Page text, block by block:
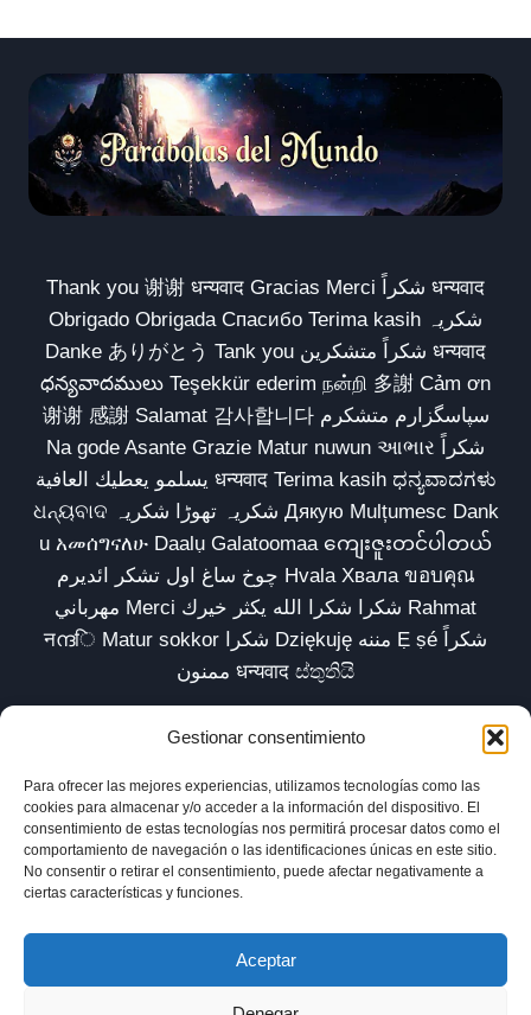
Gestionar consentimiento
Para ofrecer las mejores experiencias, utilizamos tecnologías como las
cookies para almacenar y/o acceder a la información del dispositivo. El
consentimiento de estas tecnologías nos permitirá procesar datos como el
comportamiento de navegación o las identificaciones únicas en este sitio.
No consentir o retirar el consentimiento, puede afectar negativamente a
ciertas características y funciones.
Aceptar
Thank you 谢谢 धन्यवाद Gracias Merci شكراً धन्यवाद
Obrigado Obrigada Спасибо Terima kasih شکریہ
Danke ありがとう Tank you شكراً متشكرين धन्यवाद
ధన్యవాదములు Teşekkür ederim நன்றி 多謝 Cảm ơn
谢谢 感謝 Salamat 감사합니다 سپاسگزارم متشکرم
Na gode Asante Grazie Matur nuwun આભાર شكراً
يسلمو يعطيك العافية धन्यवाद Terima kasih ಧನ್ಯವಾದಗಳು
ଧନ୍ୟବାଦ شکریہ تھوڑا شکریہ Дякую Mulțumesc Dank
u አመሰግናለሁ Daalụ Galatoomaa ကျေးဇူးတင်ပါတယ်
چوخ ساغ اول تشکر ائدیرم Hvala Хвала ขอบคุณ
مهرباني Merci شكرا شكرا الله يكثر خيرك Rahmat
नന്ദि Matur sokkor شكرا Dziękuję مننه Ẹ ṣé شكراً
ممنون धन्यवाद ස්තුතියි
Inicio Biblioteca Parábolas TV
Comunidad
Esencia
Blog
Política de privacidad
Aviso legal
Política de cookies (UE)